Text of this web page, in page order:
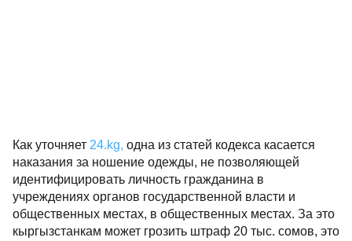
Как уточняет 24.kg, одна из статей кодекса касается
наказания за ношение одежды, не позволяющей
идентифицировать личность гражданина в
учреждениях органов государственной власти и
общественных местах, в общественных местах. За это
кыргызстанкам может грозить штраф 20 тыс. сомов, это